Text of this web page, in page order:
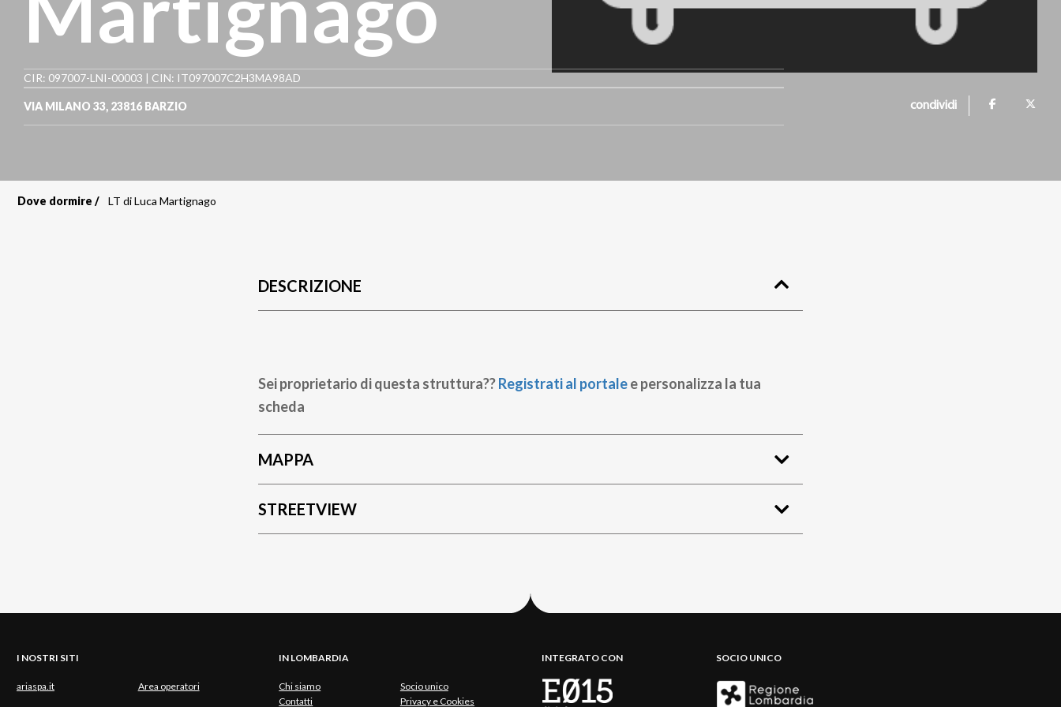
CIR: 097007-LNI-00003 | CIN: IT097007C2H3MA98AD
VIA MILANO 33, 23816 BARZIO condividi
Dove dormire LT di Luca Martignago
DESCRIZIONE
Sei proprietario di questa struttura??Registrati al portalee personalizza la tua
scheda
MAPPA
STREETVIEW
I NOSTRI SITI
ariaspa.it Area operatori
IN LOMBARDIA
Chi siamo
Socio unico
Contatti
Privacy e Cookies
INTEGRATO CON SOCIO UNICO